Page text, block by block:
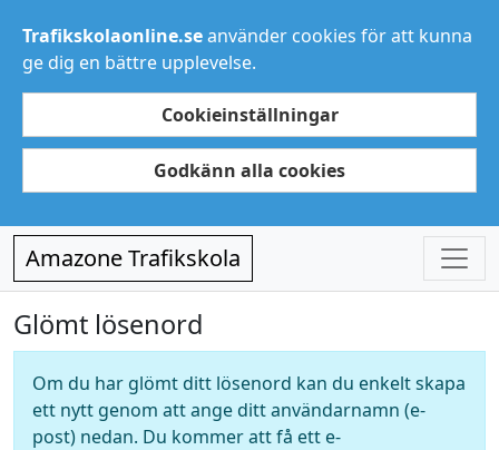
Trafikskolaonline.seanvänder cookies för att kunna
ge dig en bättre upplevelse.
Cookieinställningar
Godkänn alla cookies
Amazone Trafikskola
Glömt lösenord
Om du har glömt ditt lösenord kan du enkelt skapa
ett nytt genom att ange ditt användarnamn (e-
post) nedan. Du kommer att få ett e-